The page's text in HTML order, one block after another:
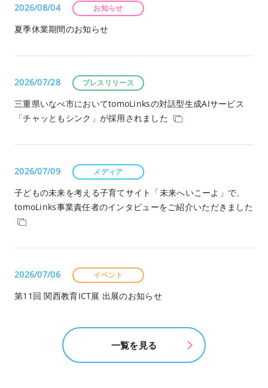
2026/08/04 お知らせ
夏季休業期間のお知らせ
2026/07/28 プレスリリース
三重県いなべ市においてtomoLinksの対話型生成AIサービス
「チャッともシンク」が採用されました
2026/07/09 メディア
子どもの未来を考える子育てサイト「未来へいこーよ」で、
tomoLinks事業責任者のインタビューをご紹介いただきました
2026/07/06 イベント
第11回 関西教育ICT展 出展のお知らせ
一覧を見る